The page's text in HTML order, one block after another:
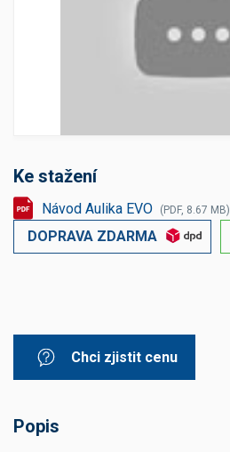
Ke stažení
Návod Aulika EVO (PDF, 8.67 MB)
DOPRAVA ZDARMA
Chci zjistit cenu
Popis